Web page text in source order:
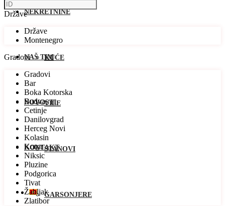
NEKRETNINE
KUĆE
VILE
STANOVI
GARSONJERE
NAŠ TIM
NOVOSTI
KONTAKT
Države
Države
Montenegro
Gradovi
Gradovi
Bar
Boka Kotorska
Budva
Cetinje
Danilovgrad
Herceg Novi
Kolasin
Kotor
Niksic
Pluzine
Podgorica
Tivat
Žabljak
Zlatibor